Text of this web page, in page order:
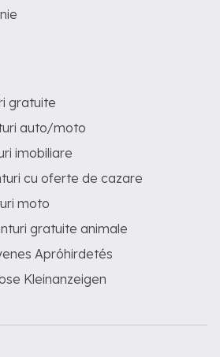
gratuite
auto/moto
imobiliare
cu oferte de cazare
moto
gratuite animale
Apróhirdetés
Kleinanzeigen